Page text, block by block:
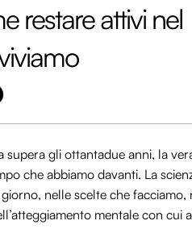
restare attivi nel
supera gli ottantadue anni, la
che abbiamo davanti. La
nelle scelte che facciamo,
mentale con cui